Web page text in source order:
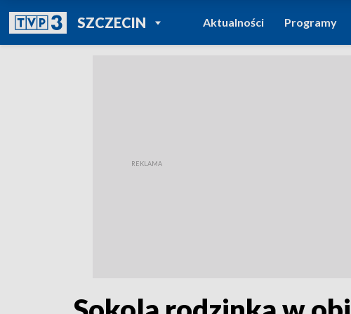
SZCZECINPOWRÓT DO
TVP REGIONY
Aktualności Programy